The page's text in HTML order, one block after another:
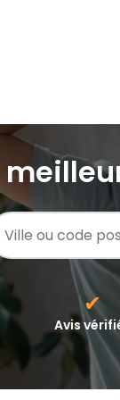
✔
Avis